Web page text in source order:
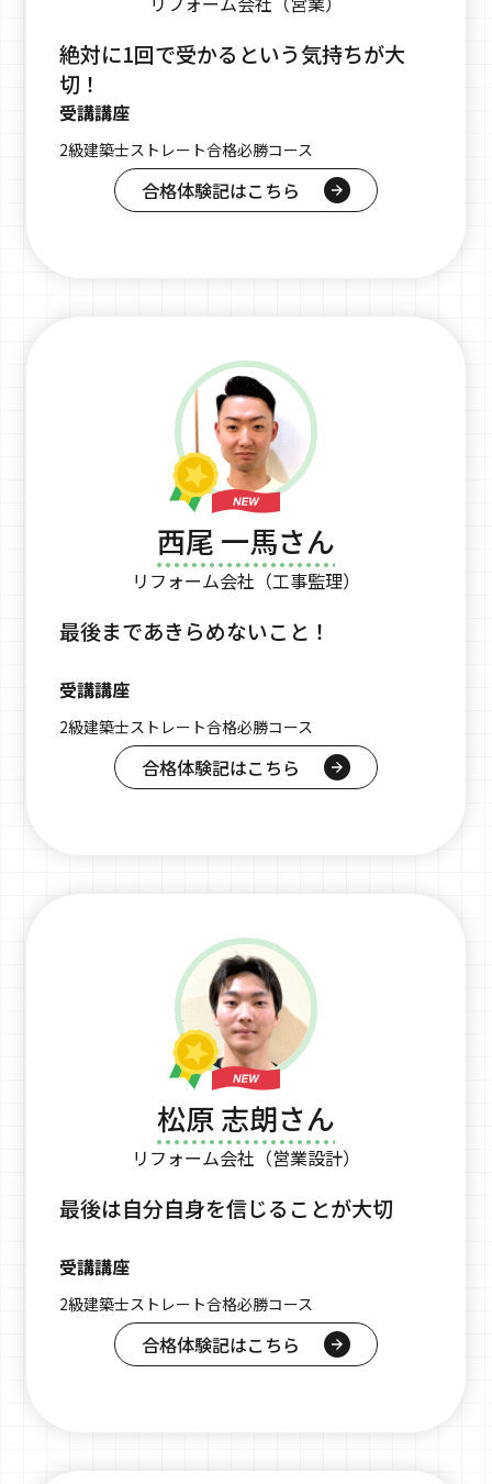
絶対に1回で受かるという気持ちが大
切！
受講講座
2級建築士ストレート合格必勝コース
合格体験記はこちら
西尾 一馬さん
リフォーム会社（工事監理）
最後まであきらめないこと！
受講講座
2級建築士ストレート合格必勝コース
合格体験記はこちら
松原 志朗さん
リフォーム会社（営業設計）
最後は自分自身を信じることが大切
受講講座
2級建築士ストレート合格必勝コース
合格体験記はこちら